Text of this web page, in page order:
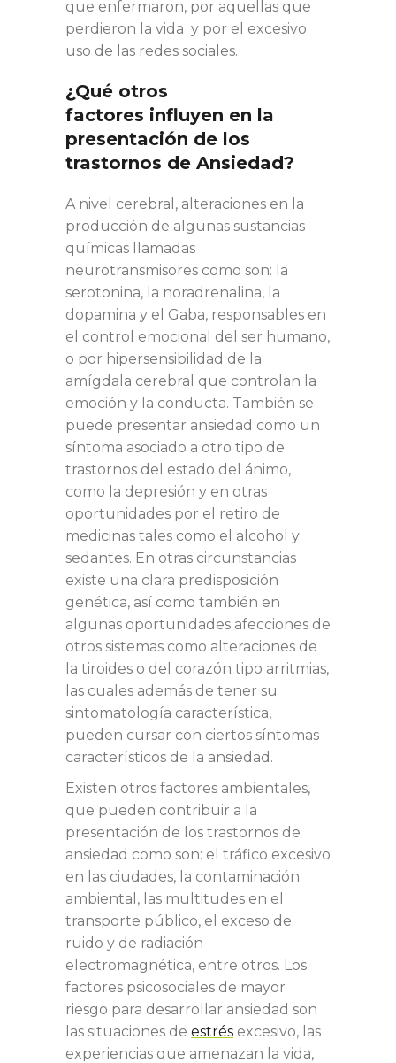
que enfermaron, por aquellas que
perdieron la vida y por el excesivo
uso de las redes sociales.
¿Qué otros
factores influyen en la
presentación de los
trastornos de Ansiedad?
A nivel cerebral, alteraciones en la
producción de algunas sustancias
químicas llamadas
neurotransmisores como son: la
serotonina, la noradrenalina, la
dopamina y el Gaba, responsables en
el control emocional del ser humano,
o por hipersensibilidad de la
amígdala cerebral que controlan la
emoción y la conducta. También se
puede presentar ansiedad como un
síntoma asociado a otro tipo de
trastornos del estado del ánimo,
como la depresión y en otras
oportunidades por el retiro de
medicinas tales como el alcohol y
sedantes. En otras circunstancias
existe una clara predisposición
genética, así como también en
algunas oportunidades afecciones de
otros sistemas como alteraciones de
la tiroides o del corazón tipo arritmias,
las cuales además de tener su
sintomatología característica,
pueden cursar con ciertos síntomas
característicos de la ansiedad.
Existen otros factores ambientales,
que pueden contribuir a la
presentación de los trastornos de
ansiedad como son: el tráfico excesivo
en las ciudades, la contaminación
ambiental, las multitudes en el
transporte público, el exceso de
ruido y de radiación
electromagnética, entre otros. Los
factores psicosociales de mayor
riesgo para desarrollar ansiedad son
las situaciones de estrés excesivo, las
experiencias que amenazan la vida,